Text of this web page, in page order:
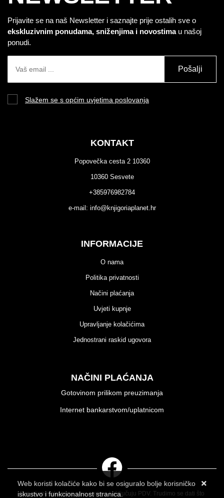
Prijavite se na naš Newsletter i saznajte prije ostalih sve o
ekskluzivnim ponudama, sniženjima i novostimau našoj
ponudi.
Pošalji
Slažem se s općim uvjetima poslovanja
KONTAKT
Popovečka cesta 2 10360
10360 Sesvete
+385976982784
e-mail: info@knjigoriaplanet.hr
INFORMACIJE
O nama
Politika privatnosti
Načini plaćanja
Uvjeti kupnje
Upravljanje kolačićima
Jednostrani raskid ugovora
NAČINI PLAĆANJA
Gotovinom prilikom preuzimanja
Internet bankarstvom/uplatnicom
Sve cijene iskazane su u eurima i uključuju PDV. Trudimo se dati što
Web koristi kolačiće kako bi se osiguralo bolje korisničko
iskustvo i funkcionalnost stranica.